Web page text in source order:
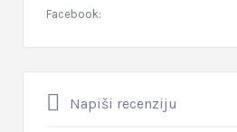
Facebook:
Napiši recenziju